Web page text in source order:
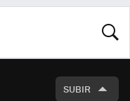
SUBIR